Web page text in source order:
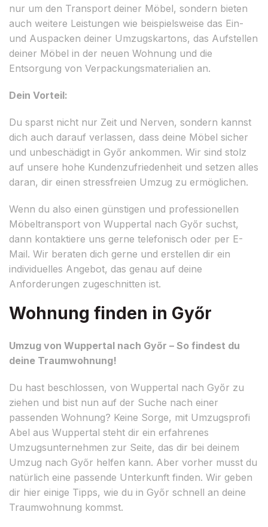
nur um den Transport deiner Möbel, sondern bieten
auch weitere Leistungen wie beispielsweise das Ein-
und Auspacken deiner Umzugskartons, das Aufstellen
deiner Möbel in der neuen Wohnung und die
Entsorgung von Verpackungsmaterialien an.
Dein Vorteil:
Du sparst nicht nur Zeit und Nerven, sondern kannst
dich auch darauf verlassen, dass deine Möbel sicher
und unbeschädigt in Győr ankommen. Wir sind stolz
auf unsere hohe Kundenzufriedenheit und setzen alles
daran, dir einen stressfreien Umzug zu ermöglichen.
Wenn du also einen günstigen und professionellen
Möbeltransport von Wuppertal nach Győr suchst,
dann kontaktiere uns gerne telefonisch oder per E-
Mail. Wir beraten dich gerne und erstellen dir ein
individuelles Angebot, das genau auf deine
Anforderungen zugeschnitten ist.
Wohnung finden in Győr
Umzug von Wuppertal nach Győr – So findest du
deine Traumwohnung!
Du hast beschlossen, von Wuppertal nach Győr zu
ziehen und bist nun auf der Suche nach einer
passenden Wohnung? Keine Sorge, mit Umzugsprofi
Abel aus Wuppertal steht dir ein erfahrenes
Umzugsunternehmen zur Seite, das dir bei deinem
Umzug nach Győr helfen kann. Aber vorher musst du
natürlich eine passende Unterkunft finden. Wir geben
dir hier einige Tipps, wie du in Győr schnell an deine
Traumwohnung kommst.